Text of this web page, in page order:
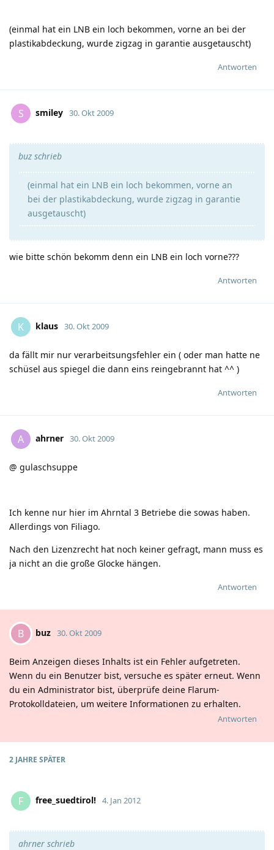
(einmal hat ein LNB ein loch bekommen, vorne an bei der
plastikabdeckung, wurde zigzag in garantie ausgetauscht)
Antworten
S smiley 30. Okt 2009
buz schrieb
(einmal hat ein LNB ein loch bekommen, vorne an
bei der plastikabdeckung, wurde zigzag in garantie
ausgetauscht)
wie bitte schön bekomm denn ein LNB ein loch vorne???
Antworten
K klaus 30. Okt 2009
da fällt mir nur verarbeitsungsfehler ein ( oder man hatte ne
schüsel aus spiegel die dann eins reingebrannt hat ^^ )
Antworten
A ahrner 30. Okt 2009
@ gulaschsuppe
Ich kenne nur hier im Ahrntal 3 Betriebe die sowas haben.
Allerdings von Filiago.
Nach den Lizenzrecht hat noch keiner gefragt, mann muss es
ja nicht an die große Glocke hängen.
Antworten
B buz 30. Okt 2009
Beim Anzeigen dieses Inhalts ist ein Fehler aufgetreten.
Wenn du ein Benutzer bist, versuche es später erneut. Wenn
du ein Administrator bist, überprüfe deine Flarum-
Protokolldateien, um weitere Informationen zu erhalten.
Antworten
2 JAHRE SPÄTER
F free_suedtirolǃ 4. Jan 2012
ahrner schrieb